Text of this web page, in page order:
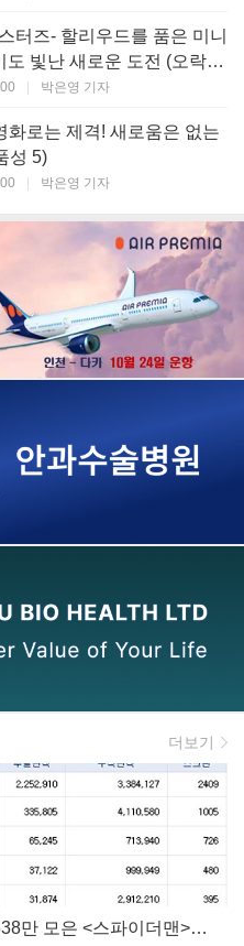
터즈- 할리우드를 품은 미니
난 새로운 도전 (오락성
박은영 기자
화로는 제격! 새로움은 없는
성 5)
박은영 기자
더보기
[8월 1주 국내 박스] 5일 만에 338만 모은 <스파이더맨> 극장가 235% 대반등, <호프>는 400만 돌파